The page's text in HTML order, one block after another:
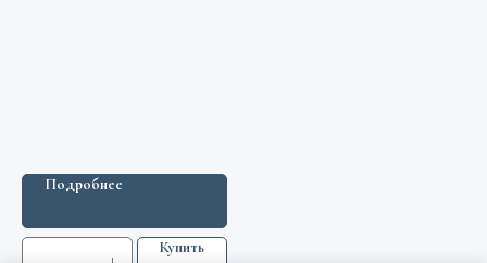
Подробнее
Купить